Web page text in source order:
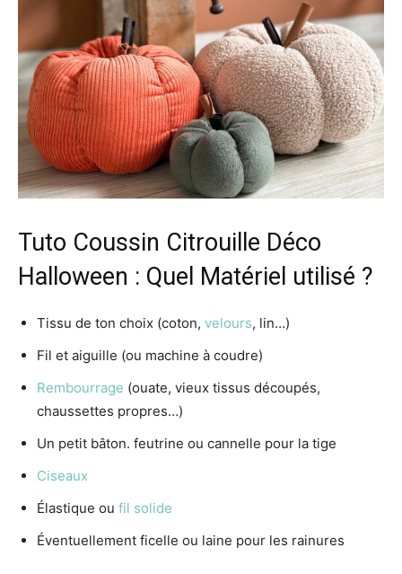
Tuto Coussin Citrouille Déco
Halloween : Quel Matériel utilisé ?
Tissu de ton choix (coton, velours, lin…)
Fil et aiguille (ou machine à coudre)
Rembourrage (ouate, vieux tissus découpés,
chaussettes propres…)
Un petit bâton. feutrine ou cannelle pour la tige
Ciseaux
Élastique ou fil solide
Éventuellement ficelle ou laine pour les rainures